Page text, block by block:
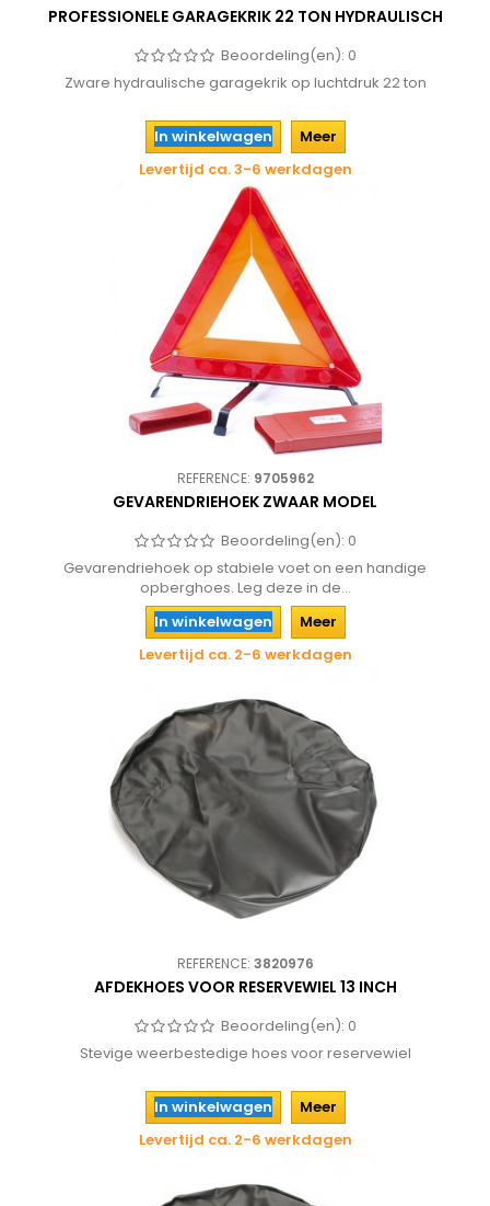
PROFESSIONELE GARAGEKRIK 22 TON HYDRAULISCH
Beoordeling(en): 0
Zware hydraulische garagekrik op luchtdruk 22 ton
In winkelwagen
Meer
Levertijd ca. 3-6 werkdagen
REFERENCE: 9705962
GEVARENDRIEHOEK ZWAAR MODEL
Beoordeling(en): 0
Gevarendriehoek op stabiele voet on een handige
opberghoes. Leg deze in de...
In winkelwagen
Meer
Levertijd ca. 2-6 werkdagen
REFERENCE: 3820976
AFDEKHOES VOOR RESERVEWIEL 13 INCH
Beoordeling(en): 0
Stevige weerbestedige hoes voor reservewiel
In winkelwagen
Meer
Levertijd ca. 2-6 werkdagen